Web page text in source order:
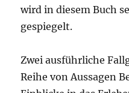
wird in diesem Buch
gespiegelt.
Zwei ausführliche
Reihe von Aussagen